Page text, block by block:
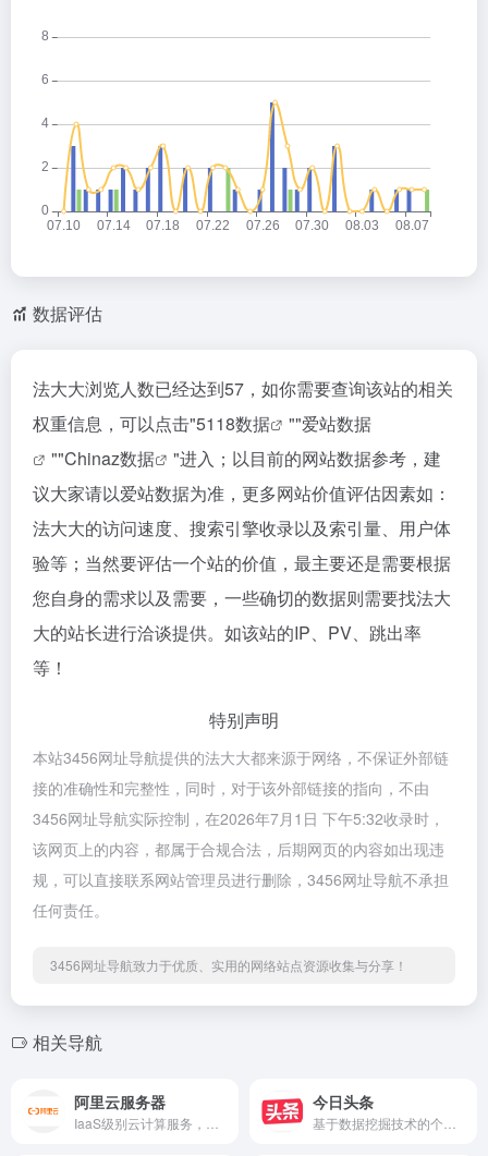
数据评估
法大大浏览人数已经达到57，如你需要查询该站的相关
权重信息，可以点击"5118数据 ""爱站数据
""Chinaz数据
"进入；以目前的网站数据参考，建
议大家请以爱站数据为准，更多网站价值评估因素如：
法大大的访问速度、搜索引擎收录以及索引量、用户体
验等；当然要评估一个站的价值，最主要还是需要根据
您自身的需求以及需要，一些确切的数据则需要找法大
大的站长进行洽谈提供。如该站的IP、PV、跳出率
等！
特别声明
本站3456网址导航提供的法大大都来源于网络，不保证外部链
接的准确性和完整性，同时，对于该外部链接的指向，不由
3456网址导航实际控制，在2026年7月1日 下午5:32收录时，
该网页上的内容，都属于合规合法，后期网页的内容如出现违
规，可以直接联系网站管理员进行删除，3456网址导航不承担
任何责任。
3456网址导航致力于优质、实用的网络站点资源收集与分享！
相关导航
阿里云服务器 今日头条